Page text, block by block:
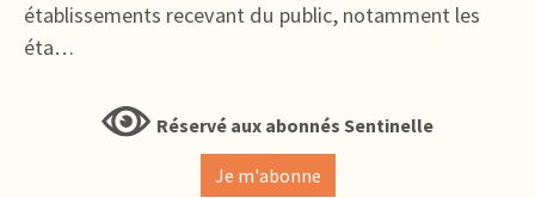
établissements recevant du public, notamment les
éta…
Réservé aux abonnés Sentinelle
Je m'abonne